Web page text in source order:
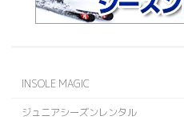
INSOLE MAGIC
ジュニアシーズンレンタル